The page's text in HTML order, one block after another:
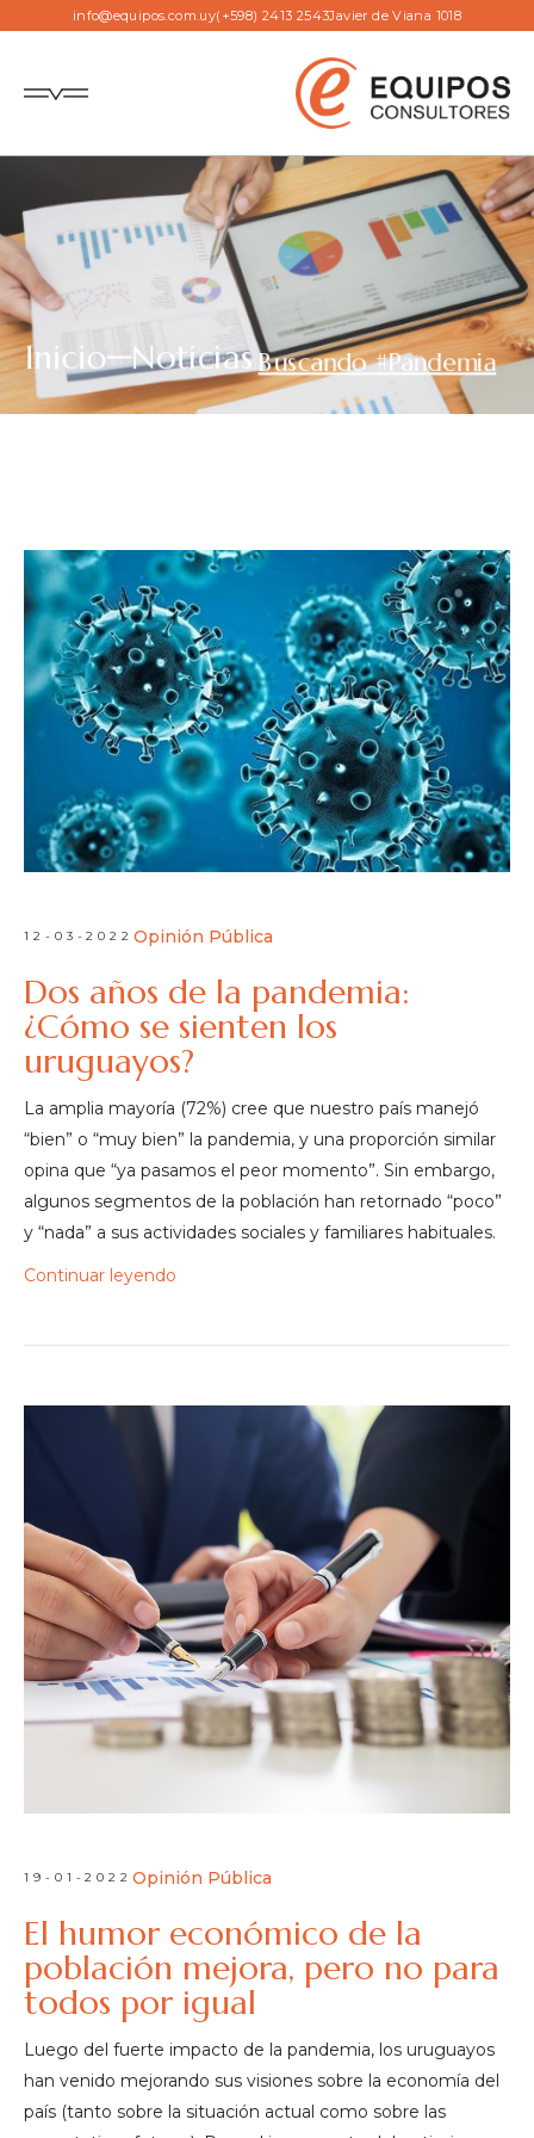
info@equipos.com.uy(+598) 2413 2543Javier de Viana 1018
Inicio Noticias Buscando #Pandemia
12-03-2022Opinión Pública
Dos años de la pandemia:
¿Cómo se sienten los
uruguayos?
La amplia mayoría (72%) cree que nuestro país manejó
“bien” o “muy bien” la pandemia, y una proporción similar
opina que “ya pasamos el peor momento”. Sin embargo,
algunos segmentos de la población han retornado “poco”
y “nada” a sus actividades sociales y familiares habituales.
Continuar leyendo
19-01-2022Opinión Pública
El humor económico de la
población mejora, pero no para
todos por igual
Luego del fuerte impacto de la pandemia, los uruguayos
han venido mejorando sus visiones sobre la economía del
país (tanto sobre la situación actual como sobre las